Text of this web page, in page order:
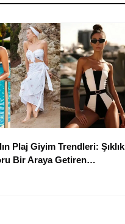
Plaj Giyim Trendleri: Şıklık
Bir Araya Getiren